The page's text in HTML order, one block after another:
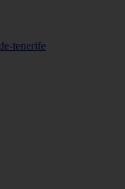
tenerife